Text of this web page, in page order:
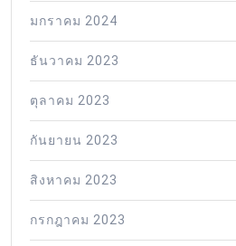
มกราคม 2024
ธันวาคม 2023
ตุลาคม 2023
กันยายน 2023
สิงหาคม 2023
กรกฎาคม 2023